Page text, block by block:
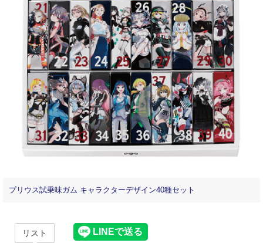
プリウス試乗味ガム キャラクターデザイン40種セット
リスト